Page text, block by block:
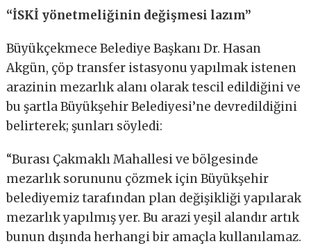
“İSKİ yönetmeliğinin değişmesi lazım”
Büyükçekmece Belediye Başkanı Dr. Hasan
Akgün, çöp transfer istasyonu yapılmak istenen
arazinin mezarlık alanı olarak tescil edildiğini ve
bu şartla Büyükşehir Belediyesi’ne devredildiğini
belirterek; şunları söyledi:
“Burası Çakmaklı Mahallesi ve bölgesinde
mezarlık sorununu çözmek için Büyükşehir
belediyemiz tarafından plan değişikliği yapılarak
mezarlık yapılmış yer. Bu arazi yeşil alandır artık
bunun dışında herhangi bir amaçla kullanılamaz.